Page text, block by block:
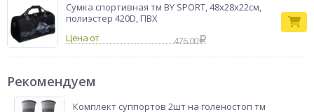
Сумка спортивная тм BY SPORT, 48x28x22см,
полиэстер 420D, ПВХ
Цена от
476.00
Рекомендуем
Комплект суппортов 2шт на голеностоп тм